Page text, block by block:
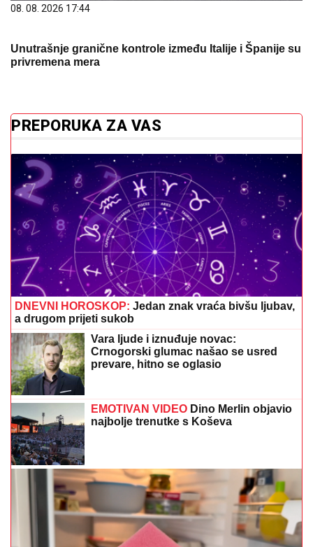
08. 08. 2026 17:44
Unutrašnje granične kontrole između Italije i Španije su
privremena mera
PREPORUKA ZA VAS
DNEVNI HOROSKOP: Jedan znak vraća bivšu ljubav,
a drugom prijeti sukob
Vara ljude i iznuđuje novac:
Crnogorski glumac našao se usred
prevare, hitno se oglasio
EMOTIVAN VIDEO Dino Merlin objavio
najbolje trenutke s Koševa